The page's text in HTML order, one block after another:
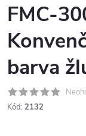
FMC-
barva
Kód: 2132